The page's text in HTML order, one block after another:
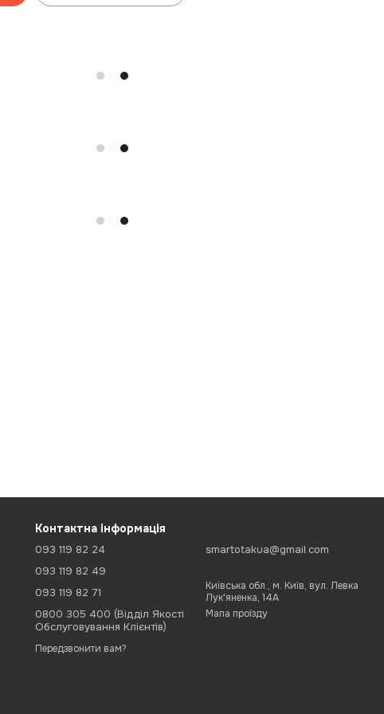
Контактна інформація
093 119 82 24
093 119 82 49
093 119 82 71
0800 305 400 (Відділ Якості
Обслуговування Клієнтів)
Передзвонити вам?
smartotakua@gmail.com
Київська обл., м. Київ, вул. Левка
Лук'яненка, 14А
Мапа проїзду